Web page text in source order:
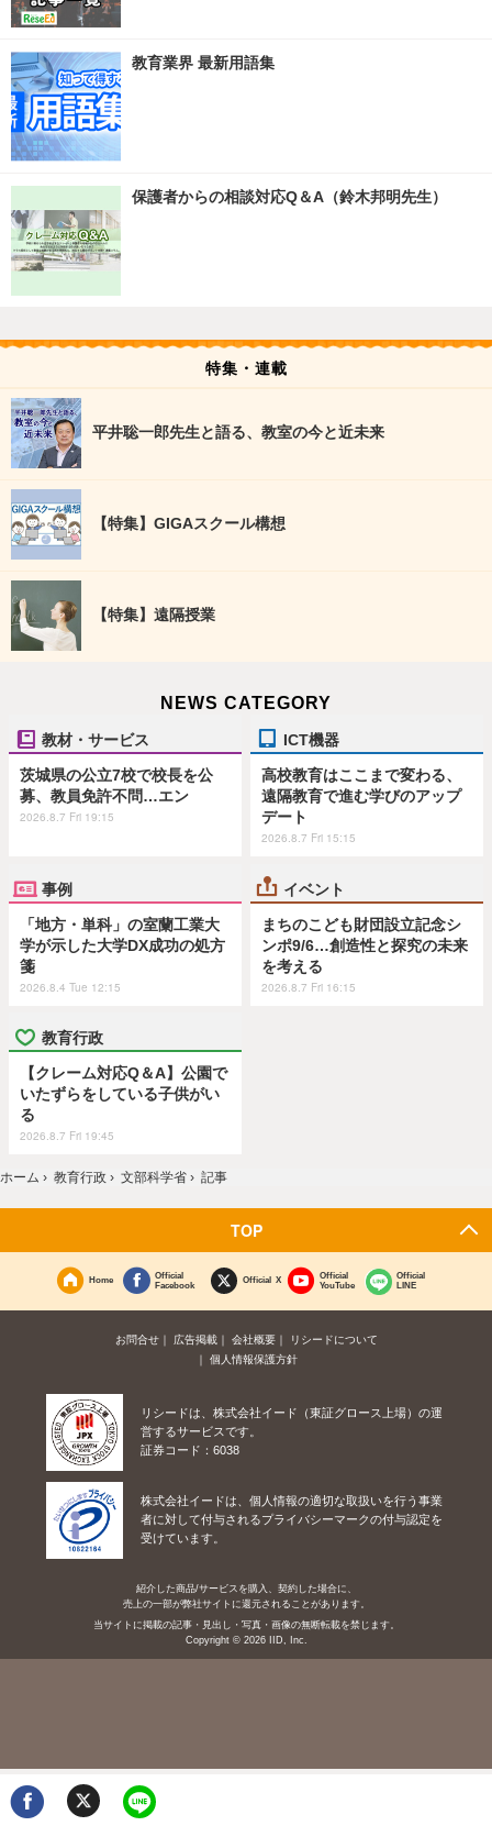
教育業界 最新用語集
保護者からの相談対応Q＆A（鈴木邦明先生）
特集・連載
平井聡一郎先生と語る、教室の今と近未来
【特集】GIGAスクール構想
【特集】遠隔授業
NEWS CATEGORY
教材・サービス
茨城県の公立7校で校長を公
募、教員免許不問…エン
2026.8.7 Fri 19:15
ICT機器
高校教育はここまで変わる、
遠隔教育で進む学びのアップ
デート
2026.8.7 Fri 15:15
事例
「地方・単科」の室蘭工業大
学が示した大学DX成功の処方
箋
2026.8.4 Tue 12:15
イベント
まちのこども財団設立記念シ
ンポ9/6…創造性と探究の未来
を考える
2026.8.7 Fri 16:15
教育行政
【クレーム対応Q＆A】公園で
いたずらをしている子供がい
る
2026.8.7 Fri 19:45
ホーム › 教育行政 › 文部科学省 › 記事
TOP
Home
Official
Facebook
Official X
Official
YouTube
Official
LINE
お問合せ 広告掲載 会社概要
リシードについて
個人情報保護方針
リシードは、株式会社イード（東証グロース上場）の運
営するサービスです。
証券コード：6038
株式会社イードは、個人情報の適切な取扱いを行う事業
者に対して付与されるプライバシーマークの付与認定を
受けています。
紹介した商品/サービスを購入、契約した場合に、
売上の一部が弊社サイトに還元されることがあります。
当サイトに掲載の記事・見出し・写真・画像の無断転載を禁じます。
Copyright © 2026 IID, Inc.